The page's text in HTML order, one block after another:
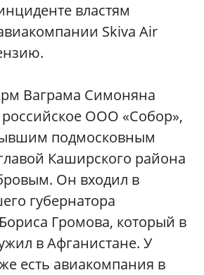
властям
Skiva Air
Ваграма Симоняна
российское ООО «Собор»,
подмосковным
Каширского района
Он входил в
губернатора
Громова, который в
в Афганистане. У
есть авиакомпания в